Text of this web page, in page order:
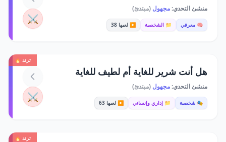
منشئ التحدي:مجهول (مبتدئ)
🧠 معرفي 📁 الشخصية ▶️ لعبها 38 ⚔️
ترند 🔥
هل أنت شرير للغاية أم لطيف للغاية
منشئ التحدي:مجهول (مبتدئ)
🎭 شخصية 📁 إداري وإنساني ▶️ لعبها 63 ⚔️
ترند 🔥